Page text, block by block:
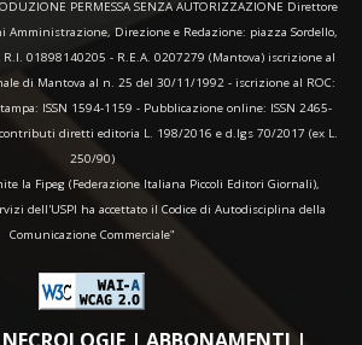
PERMESSA SENZA AUTORIZZAZIONE Direttore
Amministrazione, Direzione e Redazione: piazza Sordello,
R.I. 01898140205 - R.E.A. 0207279 (Mantova) iscrizione al
di Mantova al n. 25 del 30/11/1992 - iscrizione al ROC:
ISSN 1594-1159 - Pubblicazione online: ISSN 2465-
diretti editoria L. 198/2016 e d.lgs 70/2017 (ex L.
250/90)
la Fipeg (Federazione Italiana Piccoli Editori Giornali),
dell'USPI ha accettato il Codice di Autodisciplina della
Comunicazione Commerciale"